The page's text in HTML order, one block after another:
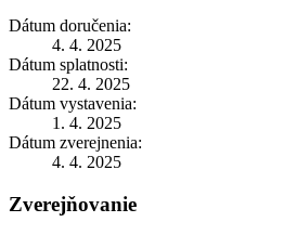
Dátum doručenia:
4. 4. 2025
Dátum splatnosti:
22. 4. 2025
Dátum vystavenia:
1. 4. 2025
Dátum zverejnenia:
4. 4. 2025
Zverejňovanie